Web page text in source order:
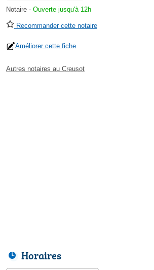
Notaire - Ouverte jusqu'à 12h
Recommander cette notaire
Améliorer cette fiche
Autres notaires au Creusot
Horaires